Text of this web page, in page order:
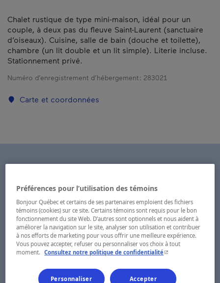
Chalet rustique de type mini-maison, idéal pour un
couple, à deux pas du fleuve Saint-Laurent (sanctuaire
d’oiseaux). Cuisine, salle de bain (douche et toilette),
chambre (un lit double et un lit simple). Literie incluse.
Stationnement privé.
Numéro d’enregistrement d’hébergement : 283021
Carte et coordonnées
Préférences pour l’utilisation des témoins
Bonjour Québec et certains de ses partenaires emploient des fichiers
témoins (cookies) sur ce site. Certains témoins sont requis pour le bon
fonctionnement du site Web. D’autres sont optionnels et nous aident à
améliorer la navigation sur le site, analyser son utilisation et contribuer
à nos efforts de marketing pour vous offrir une meilleure expérience.
Vous pouvez accepter, refuser ou personnaliser vos choix à tout
moment.
Consultez notre politique de confidentialité- Cet hyperlien
Personnaliser Accepter